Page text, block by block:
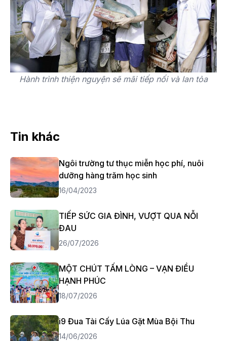
Hành trình thiện nguyện sẽ mãi tiếp nối và lan tỏa
Tin khác
Ngôi trường tư thục miễn học phí, nuôi
dưỡng hàng trăm học sinh
16/04/2023
TIẾP SỨC GIA ĐÌNH, VƯỢT QUA NỖI
ĐAU
26/07/2026
MỘT CHÚT TẤM LÒNG – VẠN ĐIỀU
HẠNH PHÚC
18/07/2026
i9 Đua Tài Cấy Lúa Gặt Mùa Bội Thu
14/06/2026